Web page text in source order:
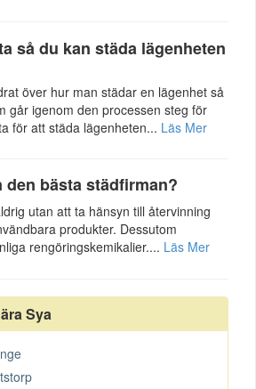
så du kan städa lägenheten
över hur man städar en lägenhet så
går igenom den processen steg för
för att städa lägenheten... Läs Mer
den bästa städfirman?
utan att ta hänsyn till återvinning
produkter. Dessutom
rengöringskemikalier.... Läs Mer
Sya